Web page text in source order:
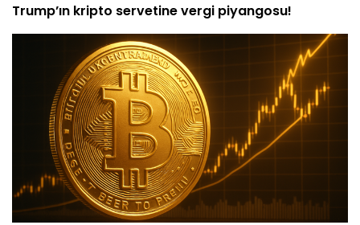
Trump’ın kripto servetine vergi piyangosu!